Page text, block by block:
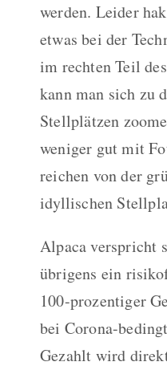
werden. Leider
etwas bei der
im rechten Teil
kann man sich zu
Stellplätzen
weniger gut mit
reichen von der
idyllischen
Alpaca verspricht
übrigens ein
100-prozentiger
bei Corona-
Gezahlt wird